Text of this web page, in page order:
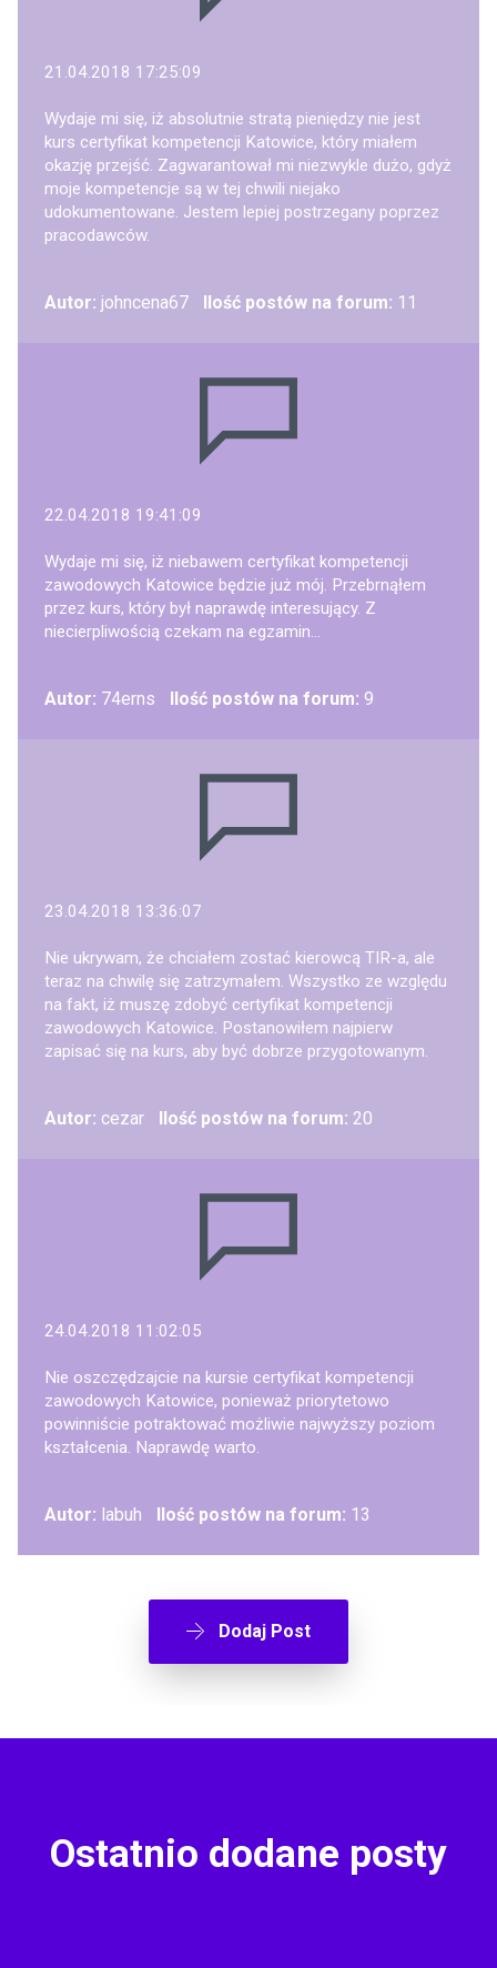
21.04.2018 17:25:09
Wydaje mi się, iż absolutnie stratą pieniędzy nie jest
kurs certyfikat kompetencji Katowice, który miałem
okazję przejść. Zagwarantował mi niezwykle dużo, gdyż
moje kompetencje są w tej chwili niejako
udokumentowane. Jestem lepiej postrzegany poprzez
pracodawców.
Autor: johncena67 Ilość postów na forum: 11
22.04.2018 19:41:09
Wydaje mi się, iż niebawem certyfikat kompetencji
zawodowych Katowice będzie już mój. Przebrnąłem
przez kurs, który był naprawdę interesujący. Z
niecierpliwością czekam na egzamin...
Autor: 74erns Ilość postów na forum: 9
23.04.2018 13:36:07
Nie ukrywam, że chciałem zostać kierowcą TIR-a, ale
teraz na chwilę się zatrzymałem. Wszystko ze względu
na fakt, iż muszę zdobyć certyfikat kompetencji
zawodowych Katowice. Postanowiłem najpierw
zapisać się na kurs, aby być dobrze przygotowanym.
Autor: cezar Ilość postów na forum: 20
24.04.2018 11:02:05
Nie oszczędzajcie na kursie certyfikat kompetencji
zawodowych Katowice, ponieważ priorytetowo
powinniście potraktować możliwie najwyższy poziom
kształcenia. Naprawdę warto.
Autor: labuh Ilość postów na forum: 13
Dodaj Post
Ostatnio dodane posty